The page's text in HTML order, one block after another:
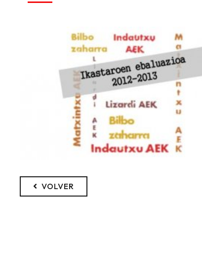
VOLVER